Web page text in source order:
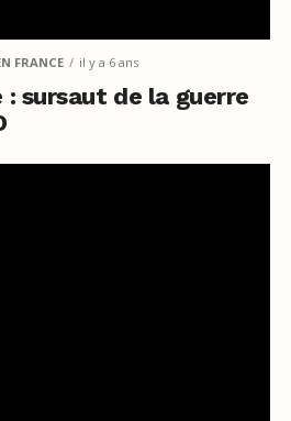
FRANCE il y a 6 ans
: sursaut de la guerre